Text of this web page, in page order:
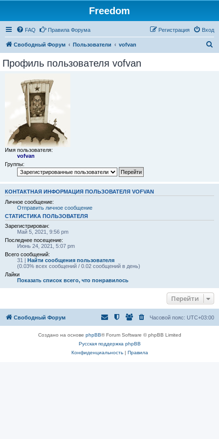
Freedom
FAQ Правила Форума Вход
Регистрация
Свободный Форум Пользователи vofvan
Профиль пользователя vofvan
Имя пользователя:
vofvan
Группы:
КОНТАКТНАЯ ИНФОРМАЦИЯ ПОЛЬЗОВАТЕЛЯ VOFVAN
Личное сообщение:
Отправить личное сообщение
СТАТИСТИКА ПОЛЬЗОВАТЕЛЯ
Зарегистрирован:
Май 5, 2021, 9:56 pm
Последнее посещение:
Июнь 24, 2021, 5:07 pm
Всего сообщений:
31 | Найти сообщения пользователя
(0.03% всех сообщений / 0.02 сообщений в день)
Лайки
Показать список всего, что понравилось
Перейти
Свободный Форум Часовой пояс: UTC+03:00
Создано на основе phpBB® Forum Software © phpBB Limited
Русская поддержка phpBB
Конфиденциальность| Правила